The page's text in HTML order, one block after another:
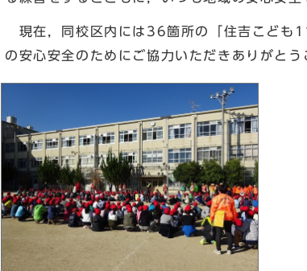
現在，同校区内には36箇所の「住吉こども
の安心安全のためにご協力いただきありがとう